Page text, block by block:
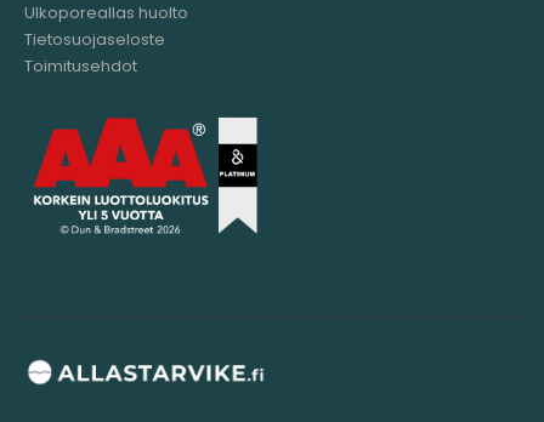
Ulkoporeallas huolto
Tietosuojaseloste
Toimitusehdot